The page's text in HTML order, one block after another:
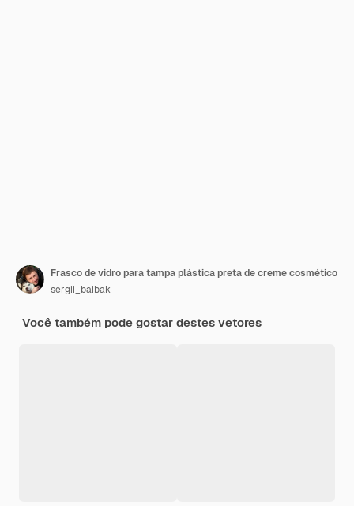
Frasco de vidro para tampa plástica preta de creme cosmético
sergii_baibak
Você também pode gostar destes vetores